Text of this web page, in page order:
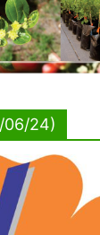
06/24)